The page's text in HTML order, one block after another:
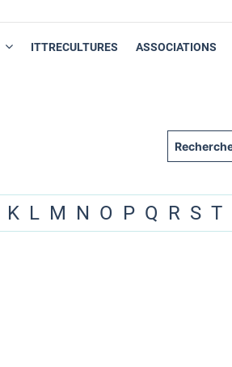
ITTRECULTURES ASSOCIATIONS
K L M N O P Q R S T